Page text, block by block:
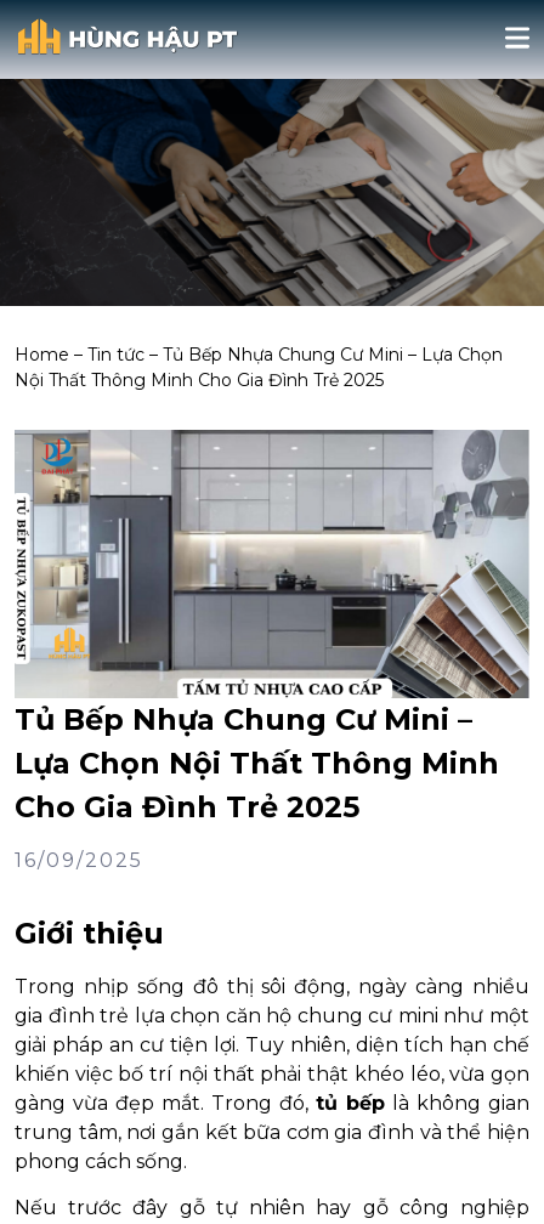
Home – Tin tức – Tủ Bếp Nhựa Chung Cư Mini – Lựa Chọn
Nội Thất Thông Minh Cho Gia Đình Trẻ 2025
Tủ Bếp Nhựa Chung Cư Mini –
Lựa Chọn Nội Thất Thông Minh
Cho Gia Đình Trẻ 2025
16/09/2025
Giới thiệu
Trong nhịp sống đô thị sôi động, ngày càng nhiều
gia đình trẻ lựa chọn căn hộ chung cư mini như một
giải pháp an cư tiện lợi. Tuy nhiên, diện tích hạn chế
khiến việc bố trí nội thất phải thật khéo léo, vừa gọn
gàng vừa đẹp mắt. Trong đó, tủ bếp là không gian
trung tâm, nơi gắn kết bữa cơm gia đình và thể hiện
phong cách sống.
Nếu trước đây gỗ tự nhiên hay gỗ công nghiệp